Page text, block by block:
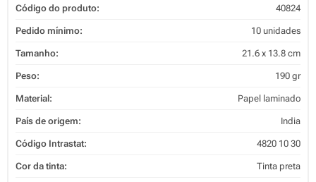
Código do produto: 40824
Pedido mínimo: 10 unidades
Tamanho: 21.6 x 13.8 cm
Peso: 190 gr
Material: Papel laminado
País de origem: India
Código Intrastat: 4820 10 30
Cor da tinta: Tinta preta